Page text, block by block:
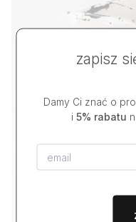
zapisz
Damy Ci znać o
i 5% rabatu